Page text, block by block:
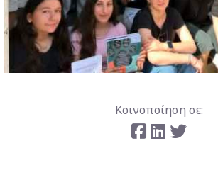
Κοινοποίηση σε: